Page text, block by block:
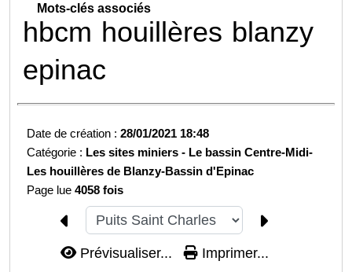
Mots-clés associés
hbcm houillères blanzy
epinac
Date de création :28/01/2021 18:48
Catégorie : Les sites miniers - Le bassin Centre-Midi-
Les houillères de Blanzy-Bassin d'Epinac
Page lue4058 fois
Prévisualiser... Imprimer...